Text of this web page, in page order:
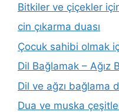
Bitkiler ve çiçekler
cin çıkarma duası
Çocuk sahibi olmak
Dil Bağlamak – Ağız
Dil ve ağzı bağlama
Dua ve muska